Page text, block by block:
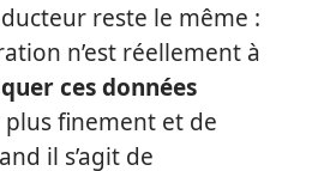
reste le même :
n’est réellement à
ces données
plus finement et de
il s’agit de